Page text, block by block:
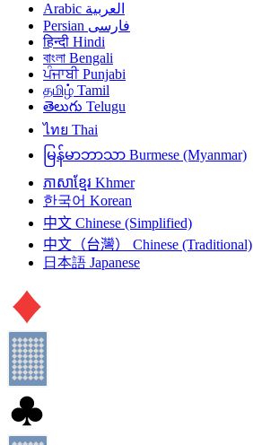
العربية Arabic
فارسی Persian
हिन्दी Hindi
বাংলা Bengali
ਪੰਜਾਬੀ Punjabi
தமிழ் Tamil
తెలుగు Telugu
ไทย Thai
မြန်မာဘာသာ Burmese (Myanmar)
ភាសាខ្មែរ Khmer
한국어 Korean
中文 Chinese (Simplified)
中文（台灣）
Chinese (Traditional)
日本語 Japanese